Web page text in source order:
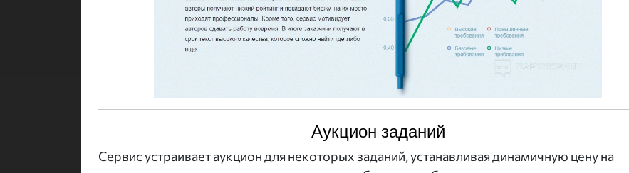
Аукцион заданий
Сервис устраивает аукцион для некоторых заданий, устанавливая динамичную цену на